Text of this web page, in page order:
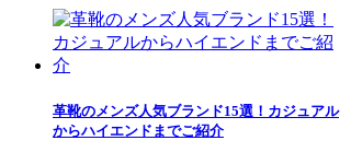
革靴のメンズ人気ブランド15選！カジュアル
からハイエンドまでご紹介